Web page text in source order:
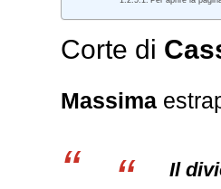
Corte di
Massima
Il